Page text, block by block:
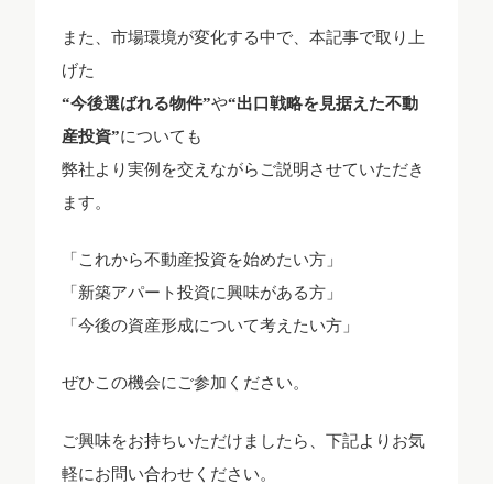
また、市場環境が変化する中で、本記事で取り上
げた
“今後選ばれる物件”や“出口戦略を見据えた不動
産投資”についても
弊社より実例を交えながらご説明させていただき
ます。
「これから不動産投資を始めたい方」
「新築アパート投資に興味がある方」
「今後の資産形成について考えたい方」
ぜひこの機会にご参加ください。
ご興味をお持ちいただけましたら、下記よりお気
軽にお問い合わせください。